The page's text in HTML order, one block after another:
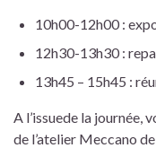
10h00-12h00 :
12h30-13h30 :
13h45 – 15h45 :
A l’issuede la journée,
de l’atelier Meccano